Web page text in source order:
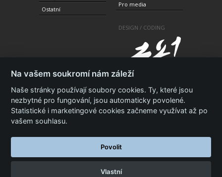
Ostatní
Pro media
DESIGN / CODING
© 2010-2021 Copyright Motolevel. Všechna práva
vyhrazena.
3696
Na vašem soukromí nám záleží
Naše stránky používají soubory cookies. Ty, které jsou
nezbytné pro fungování, jsou automaticky povolené.
Statistické i marketingové cookies začneme využívat až po
vašem souhlasu.
Povolit
Vlastní